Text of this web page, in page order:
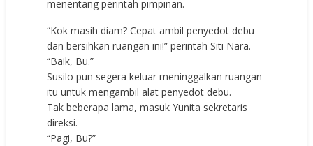
menentang perintah pimpinan.
“Kok masih diam? Cepat ambil penyedot debu
dan bersihkan ruangan ini!” perintah Siti Nara.
“Baik, Bu.”
Susilo pun segera keluar meninggalkan ruangan
itu untuk mengambil alat penyedot debu.
Tak beberapa lama, masuk Yunita sekretaris
direksi.
“Pagi, Bu?”